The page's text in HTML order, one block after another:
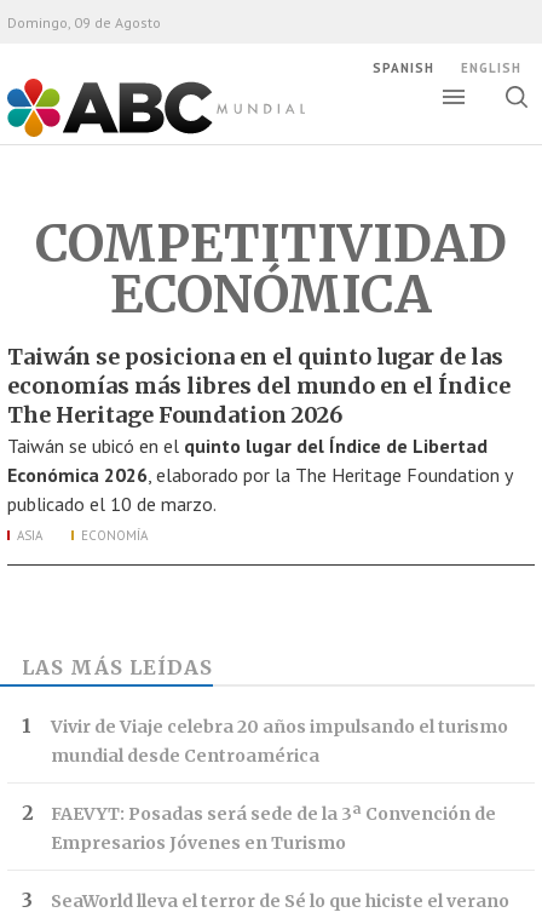
ABC Mundial
Domingo, 09 de Agosto
SPANISH ENGLISH
COMPETITIVIDAD
ECONÓMICA
Taiwán se posiciona en el quinto lugar de las
economías más libres del mundo en el Índice
The Heritage Foundation 2026
Taiwán se ubicó en el quinto lugar del Índice de Libertad
Económica 2026, elaborado por la The Heritage Foundation y
publicado el 10 de marzo.
ASIA ECONOMÍA
LAS MÁS LEÍDAS
Vivir de Viaje celebra 20 años impulsando el turismo
mundial desde Centroamérica
FAEVYT: Posadas será sede de la 3ª Convención de
Empresarios Jóvenes en Turismo
SeaWorld lleva el terror de Sé lo que hiciste el verano